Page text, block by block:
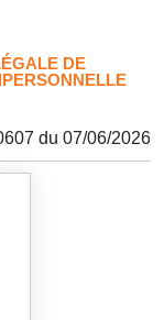
DE
du 07/06/2026